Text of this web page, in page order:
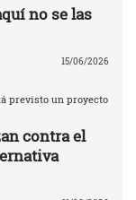
no se las
15/06/2026
previsto un proyecto
contra el